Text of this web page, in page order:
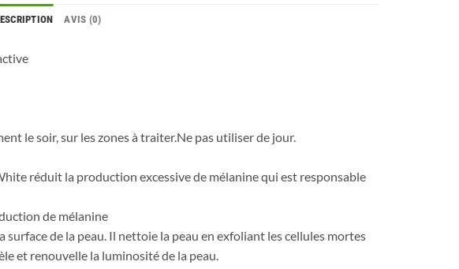
AVIS (0)
le soir, sur les zones à traiter.Ne pas utiliser de jour.
réduit la production excessive de mélanine qui est responsable
de mélanine
surface de la peau. Il nettoie la peau en exfoliant les cellules mortes
et renouvelle la luminosité de la peau.